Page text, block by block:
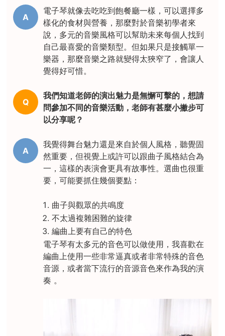
A
電子琴就像去吃吃到飽餐廳一樣，可以選擇多
樣化的食材與營養，那麼對於音樂初學者來
說，多元的音樂風格可以幫助未來每個人找到
自己最喜愛的音樂類型。但如果只是接觸單一
樂器，那麼音樂之路就變得太狹窄了，會讓人
覺得好可惜。
Q
我們知道老師的演出魅力是無懈可擊的，想請
問參加不同的音樂活動，老師有甚麼小撇步可
以分享呢？
A
我覺得舞台魅力還是來自於個人風格，聽覺固
然重要，但視覺上或許可以跟曲子風格結合為
一，這樣的表演會更具有故事性。選曲也很重
要，可能要抓住幾個要點：
曲子與觀眾的共鳴度
不太過複雜困難的旋律
編曲上要有自己的特色
電子琴有太多元的音色可以做使用，我喜歡在
編曲上使用一些非常逼真或者非常特殊的音色
音源，或者當下流行的音源音色來作為我的演
奏 。